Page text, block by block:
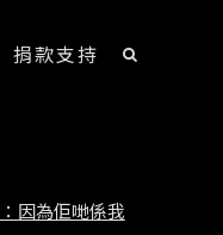
捐款支持
因為佢哋係我